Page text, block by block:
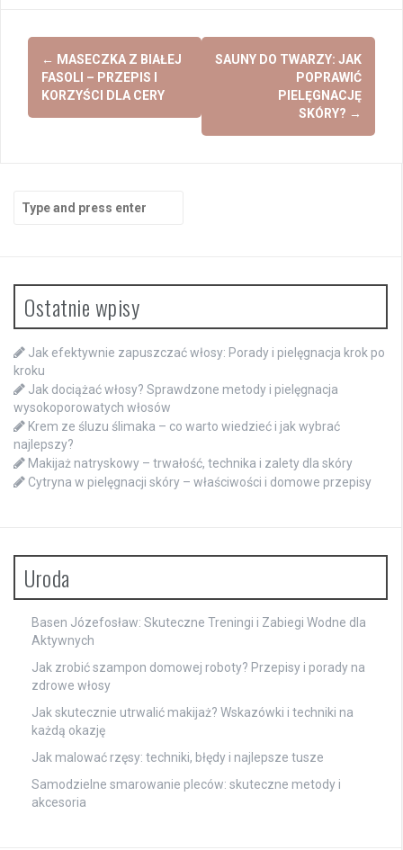
Post
navigation
← MASECZKA Z BIAŁEJ
FASOLI – PRZEPIS I
KORZYŚCI DLA CERY
SAUNY DO TWARZY: JAK
POPRAWIĆ
PIELĘGNACJĘ
SKÓRY? →
for:
Ostatnie wpisy
Jak efektywnie zapuszczać włosy: Porady i pielęgnacja krok po
kroku
Jak dociążać włosy? Sprawdzone metody i pielęgnacja
wysokoporowatych włosów
Krem ze śluzu ślimaka – co warto wiedzieć i jak wybrać
najlepszy?
Makijaż natryskowy – trwałość, technika i zalety dla skóry
Cytryna w pielęgnacji skóry – właściwości i domowe przepisy
Uroda
Basen Józefosław: Skuteczne Treningi i Zabiegi Wodne dla
Aktywnych
Jak zrobić szampon domowej roboty? Przepisy i porady na
zdrowe włosy
Jak skutecznie utrwalić makijaż? Wskazówki i techniki na
każdą okazję
Jak malować rzęsy: techniki, błędy i najlepsze tusze
Samodzielne smarowanie pleców: skuteczne metody i
akcesoria